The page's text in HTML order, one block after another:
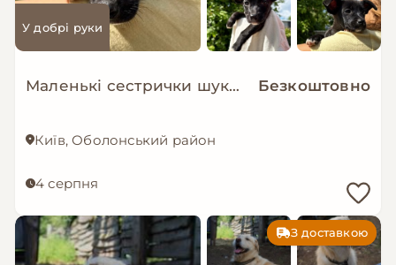
У добрі руки
Маленькі сестрички шукають дім! Безкоштовно
Київ, Оболонський район
4 серпня
З доставкою